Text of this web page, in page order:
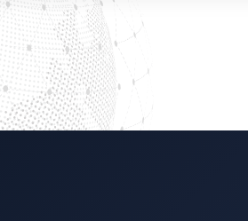
Extradición desde España
Extradición España–Reino Unido
Extradición España–Estados
Extradición España–México